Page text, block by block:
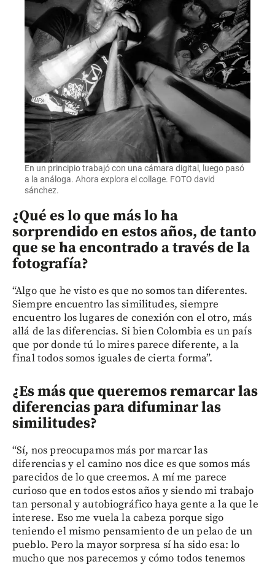
En un principio trabajó con una cámara digital, luego pasó
a la análoga. Ahora explora el collage. FOTO david
sánchez.
¿Qué es lo que más lo ha
sorprendido en estos años, de tanto
que se ha encontrado a través de la
fotografía?
“Algo que he visto es que no somos tan diferentes.
Siempre encuentro las similitudes, siempre
encuentro los lugares de conexión con el otro, más
allá de las diferencias. Si bien Colombia es un país
que por donde tú lo mires parece diferente, a la
final todos somos iguales de cierta forma”.
¿Es más que queremos remarcar las
diferencias para difuminar las
similitudes?
“Sí, nos preocupamos más por marcar las
diferencias y el camino nos dice es que somos más
parecidos de lo que creemos. A mí me parece
curioso que en todos estos años y siendo mi trabajo
tan personal y autobiográfico haya gente a la que le
interese. Eso me vuela la cabeza porque sigo
teniendo el mismo pensamiento de un pelao de un
pueblo. Pero la mayor sorpresa sí ha sido esa: lo
mucho que nos parecemos y cómo todos tenemos